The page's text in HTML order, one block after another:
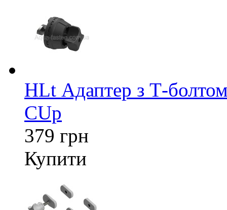
HLt Адаптер з Т-
CUp
379 грн
Купити